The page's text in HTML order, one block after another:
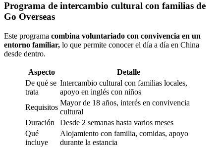
Programa de intercambio cultural con familias de
Go Overseas
Este programa combina voluntariado con convivencia en un
entorno familiar, lo que permite conocer el día a día en China
desde dentro.
Aspecto
Detalle
De qué se
trata
Intercambio cultural con familias locales,
apoyo en inglés con niños
Requisitos
Mayor de 18 años, interés en convivencia
cultural
Duración
Desde 2 semanas hasta varios meses
Qué
incluye
Alojamiento con familia, comidas, apoyo
durante la estancia